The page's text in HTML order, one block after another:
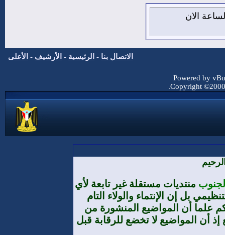
اغسطس 2026 , الساعة الان
الاتصال بنا - الرئيسية - الأرشيف - الأعلى
Powered by
Copyright
منتديات مستقلة غير تابعة لأي
بل إن الإنتماء والولاء التام
علما أن المواضيع المنشورة من
أن المواضيع لا تخضع للرقابة قبل